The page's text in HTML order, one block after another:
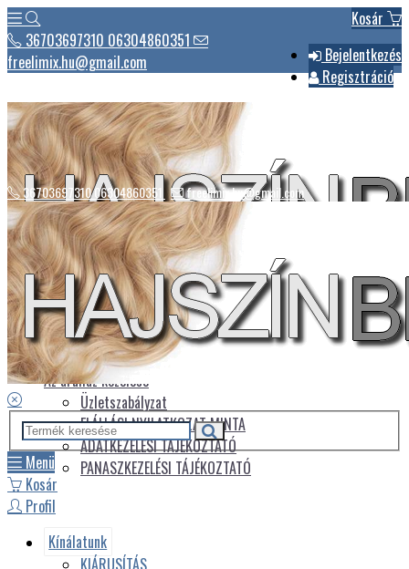
Kosár
Bejelentkezés
Regisztráció
36703697310 06304860351
freelimix.hu@gmail.com
Hírek
Csomagautomaták listája
Üdvözlet
Az áruház kezelése
Üzletszabályzat
ELÁLLÁSI NYILATKOZAT MINTA
ADATKEZELÉSI TÁJÉKOZTATÓ
PANASZKEZELÉSI TÁJÉKOZTATÓ
36703697310 06304860351 freelimix.hu@gmail.com
Menü
Kosár
Profil
Kínálatunk
KIÁRUSÍTÁS